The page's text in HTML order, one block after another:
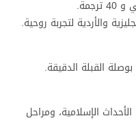
والأردية لتجربة روحية.
القبلة الدقيقة.
الإسلامية، ومراحل